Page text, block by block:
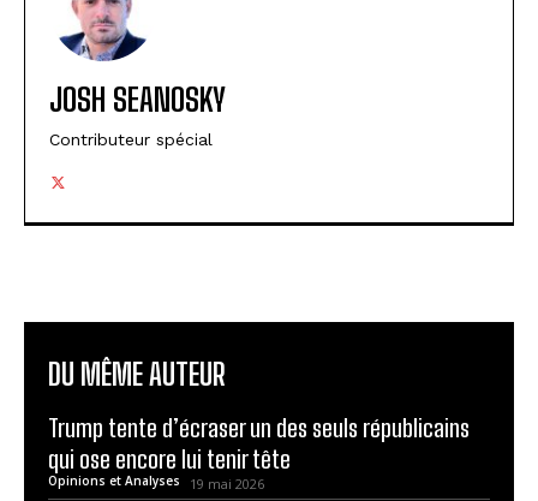
JOSH SEANOSKY
Contributeur spécial
DU MÊME AUTEUR
Trump tente d’écraser un des seuls républicains
qui ose encore lui tenir tête
Opinions et Analyses 19 mai 2026